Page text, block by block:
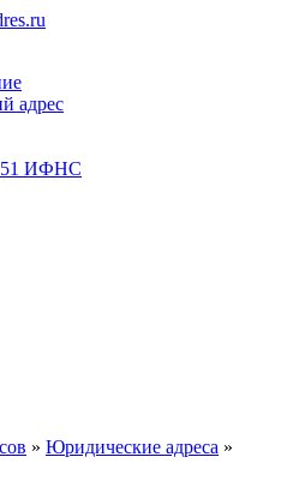
адрес
51 ИФНС
» Юридические адреса »